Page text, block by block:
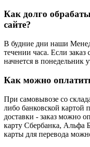
Как долго
сайте?
В будние дни наши
течении часа. Если
начнется в понедельник
Как можно
При самовывозе со
либо банковской
доставки - заказ можно
карту Сбербанка, Альфа
карты для перевода